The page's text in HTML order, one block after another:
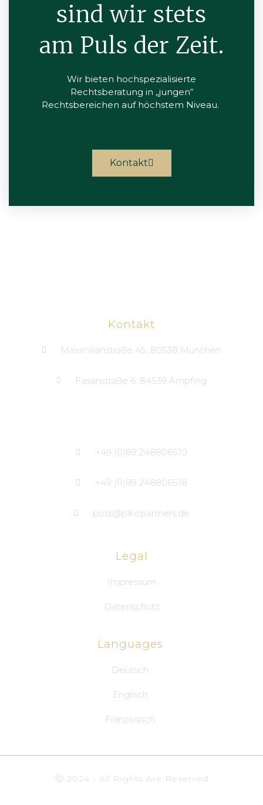
sind wir stets
am Puls der Zeit.
Wir bieten hochspezialisierte
Rechtsberatung in „jungen“
Rechtsbereichen auf höchstem Niveau.
Kontakt
Kontakt
Maximilianstraße 45, 80538 München
Fasanstraße 6, 84539 Ampfing
+49 (0)89 248806510
+49 (0)89 248806518
post@pikepartners.de
Legal
Impressum
Datenschutz
Languages
Deutsch
Englisch
Französisch
Ⓒ 2024 - All Rights Are Reserved